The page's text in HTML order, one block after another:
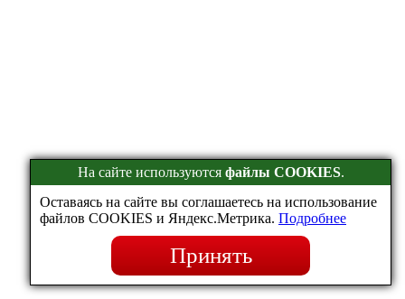
На сайте используются файлы COOKIES.
Оставаясь на сайте вы соглашаетесь на использование
файлов COOKIES и Яндекс.Метрика. Подробнее
Принять